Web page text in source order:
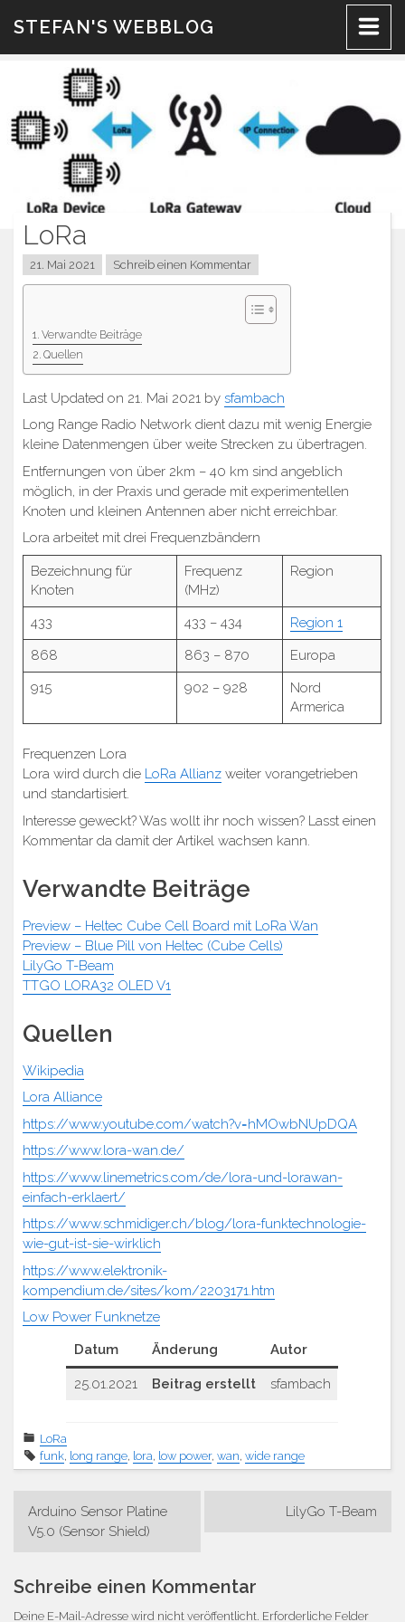
InhaltSTEFAN'S WEBBLOG
LoRa
21. Mai 2021 Schreib einen Kommentar
Verwandte Beiträge
Quellen
Last Updated on 21. Mai 2021 by sfambach
Long Range Radio Network dient dazu mit wenig Energie
kleine Datenmengen über weite Strecken zu übertragen.
Entfernungen von über 2km – 40 km sind angeblich
möglich, in der Praxis und gerade mit experimentellen
Knoten und kleinen Antennen aber nicht erreichbar.
Lora arbeitet mit drei Frequenzbändern
Bezeichnung für
Knoten
Frequenz
(MHz)
Region
433 433 – 434
Region 1
868
863 – 870
Europa
915
902 – 928
Nord
Armerica
Frequenzen Lora
Lora wird durch die LoRa Allianz weiter vorangetrieben
und standartisiert.
Interesse geweckt? Was wollt ihr noch wissen? Lasst einen
Kommentar da damit der Artikel wachsen kann.
Verwandte Beiträge
Preview – Heltec Cube Cell Board mit LoRa Wan
Preview – Blue Pill von Heltec (Cube Cells)
LilyGo T-Beam
TTGO LORA32 OLED V1
Quellen
Wikipedia
Lora Alliance
https://www.youtube.com/watch?v=hMOwbNUpDQA
https://www.lora-wan.de/
https://www.linemetrics.com/de/lora-und-lorawan-
einfach-erklaert/
https://www.schmidiger.ch/blog/lora-funktechnologie-
wie-gut-ist-sie-wirklich
https://www.elektronik-
kompendium.de/sites/kom/2203171.htm
Low Power Funknetze
Datum
Änderung Autor
25.01.2021 Beitrag erstellt sfambach
LoRa
funk, long range, lora, low power, wan, wide range
Beitrags-
Navigation
Arduino Sensor Platine
V5.0 (Sensor Shield)
LilyGo T-Beam
Schreibe einen Kommentar
Deine E-Mail-Adresse wird nicht veröffentlicht. Erforderliche Felder